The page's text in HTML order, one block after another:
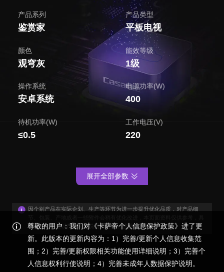
产品系列
鉴赏家
产品类型
平板电视
颜色
观穹灰
能效等级
1级
操作系统
安卓系统
电源功率(W)
400
待机功率(W)
≤0.5
工作电压(V)
220
因个别产品在实际企划、生产等环节为进一步提升优化品质，对产品细
体外观与功能以产品装箱说明书为准，感谢您的谅解！
展开全部参数
尊敬的用户：我们对《卡萨帝个人信息保护政策》进了更
新。此版本的更新内容为：1）完善/更新个人信息收集范
围；2）完善/更新权限相关功能使用详细说明；3）完善个
人信息权利行使说明；4）完善未成年人数据保护说明。